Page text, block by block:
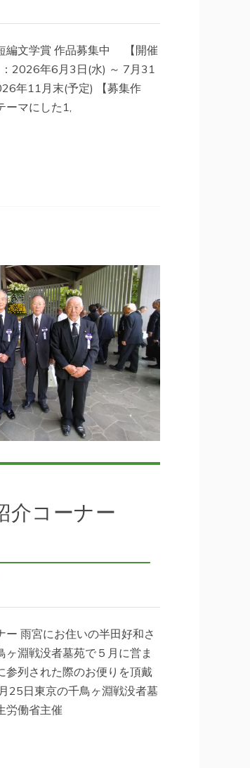
編文学賞 作品募集中 【開催
2026年6月3日(水) ～ 7月31
年11月末(予定) 【募集作
ーマにした1,
介コーナー
ー 雨宮にお住いの半田好和さ
ヶ淵戦没者墓苑で５月に営ま
参列された際のお便りを頂戴
日東京の千鳥ヶ淵戦没者墓
労働省主催